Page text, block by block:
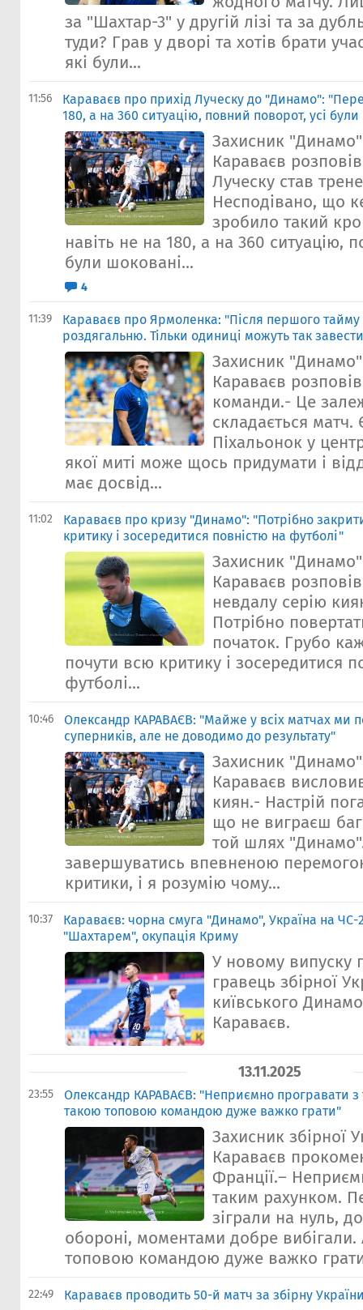
за "Шахтар-3" у другій лізі та за
туди? Грав у дворі та хотів брати
які були...
11:56
Караваєв про прихід Луческу до "Динамо":
180, а на 360 ситуацію, повний поворот, усі
Захисник
Караваєв
Луческу став
Несподівано, що
зробило такий
навіть не на 180, а на 360 ситуацію,
були шоковані...
4
11:39
Караваєв про Ярмоленка: "Після першого тайму
роздягальню. Тільки одиниці можуть так
Захисник
Караваєв
команди.- Це
складається
Пiхальонок у
якої миті може щось придумати і
має досвід...
11:02
Караваєв про кризу "Динамо": "Потрібно
критику і зосередитися повністю на футболі"
Захисник
Караваєв
невдалу серію
Потрібно
початок. Грубо
почути всю критику і зосередитися
футболі...
10:46
Олександр КАРАВАЄВ: "Майже у всіх матчах ми
суперників, але не доводимо до результату"
Захисник
Караваєв
киян.- Настрій
що не виграєш
той шлях
завершуватись впевненою
критики, і я розумію чому...
10:37
Караваєв: чорна смуга "Динамо", Україна на ЧС-
"Шахтарем", окупація Криму
У новому випуску
гравець збірної
київського
Караваєв.
13.11.2025
23:55
Олександр КАРАВАЄВ: "Неприємно програвати з
такою топовою командою дуже важко грати"
Захисник збірної
Караваєв
Франції.–
таким рахунком.
зіграли на нуль,
обороні, моментами добре
топовою командою дуже важко
22:49 Караваєв проводить 50-й матч за збірну